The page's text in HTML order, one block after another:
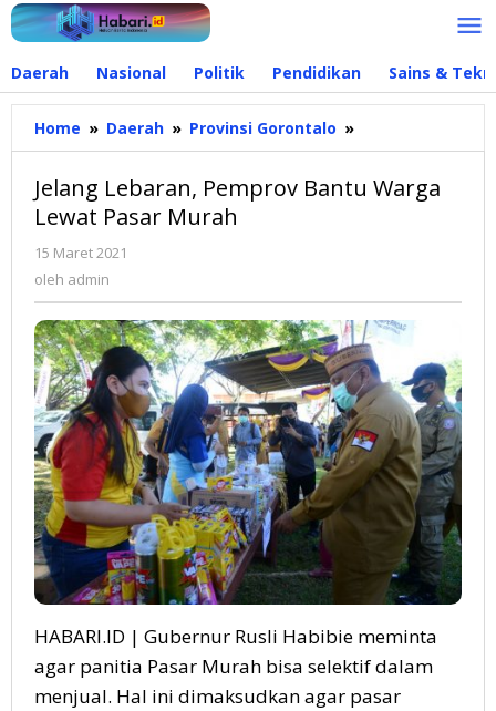
Lewati
ke
Daerah Nasional Politik Pendidikan Sains &
Home » Daerah » Provinsi Gorontalo »
Lebaran,
Bantu
Jelang Lebaran, Pemprov Bantu Warga
Lewat Pasar Murah
15 Maret 2021
oleh admin
HABARI.ID | Gubernur Rusli Habibie meminta
agar panitia Pasar Murah bisa selektif dalam
menjual. Hal ini dimaksudkan agar pasar